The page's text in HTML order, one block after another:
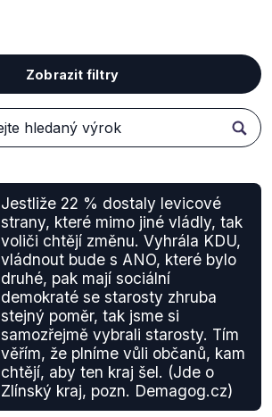
Zobrazit filtry
Jestliže 22 % dostaly levicové
strany, které mimo jiné vládly, tak
voliči chtějí změnu. Vyhrála KDU,
vládnout bude s ANO, které bylo
druhé, pak mají sociální
demokraté se starosty zhruba
stejný poměr, tak jsme si
samozřejmě vybrali starosty. Tím
věřím, že plníme vůli občanů, kam
chtějí, aby ten kraj šel. (Jde o
Zlínský kraj, pozn. Demagog.cz)